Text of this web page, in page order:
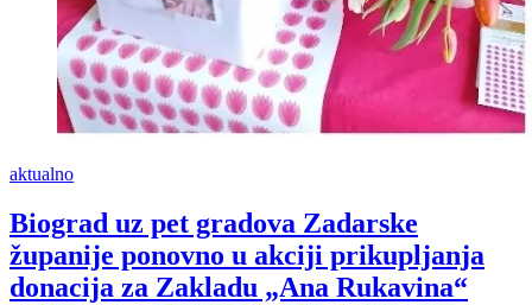
aktualno
Biograd uz pet gradova Zadarske
županije ponovno u akciji prikupljanja
donacija za Zakladu „Ana Rukavina“